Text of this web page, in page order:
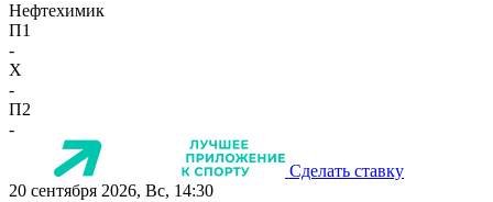
Нефтехимик
П1
-
X
-
П2
-
Сделать ставку
20 сентября 2026, Вс, 14:30